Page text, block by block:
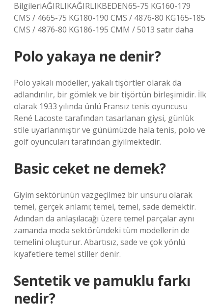
BilgileriAĞIRLIKAĞIRLIKBEDEN65-75 KG160-179
CMS / 4665-75 KG180-190 CMS / 4876-80 KG165-185
CMS / 4876-80 KG186-195 CMM / 5013 satır daha
Polo yakaya ne denir?
Polo yakalı modeller, yakalı tişörtler olarak da
adlandırılır, bir gömlek ve bir tişörtün birleşimidir. İlk
olarak 1933 yılında ünlü Fransız tenis oyuncusu
René Lacoste tarafından tasarlanan giysi, günlük
stile uyarlanmıştır ve günümüzde hala tenis, polo ve
golf oyuncuları tarafından giyilmektedir.
Basic ceket ne demek?
Giyim sektörünün vazgeçilmez bir unsuru olarak
temel, gerçek anlamı; temel, temel, sade demektir.
Adından da anlaşılacağı üzere temel parçalar aynı
zamanda moda sektöründeki tüm modellerin de
temelini oluşturur. Abartısız, sade ve çok yönlü
kıyafetlere temel stiller denir.
Sentetik ve pamuklu farkı
nedir?